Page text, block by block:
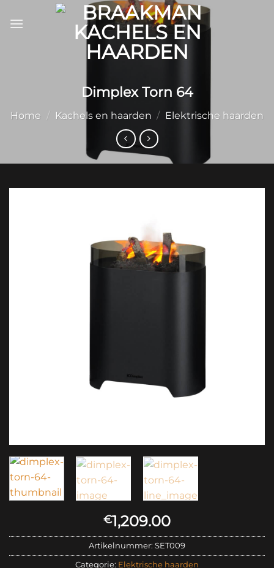
naar
Dimplex Torn 64
Home / Kachels en haarden / Elektrische haarden
€1,209.00
Artikelnummer: SET009
Categorie: Elektrische haarden